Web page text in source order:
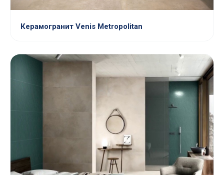
Керамогранит Venis Metropolitan